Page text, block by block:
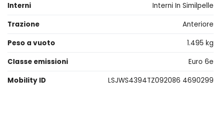
Interni
Interni In Similpelle
Trazione
Anteriore
Peso a vuoto
1.495 kg
Classe emissioni
Euro 6e
Mobility ID
LSJWS4394TZ092086 4690299